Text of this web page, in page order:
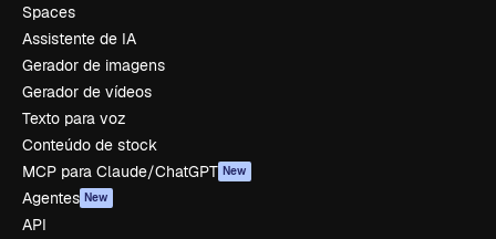
Spaces
Assistente de IA
Gerador de imagens
Gerador de vídeos
Texto para voz
Conteúdo de stock
MCP para Claude/ChatGPT New
Agentes New
API